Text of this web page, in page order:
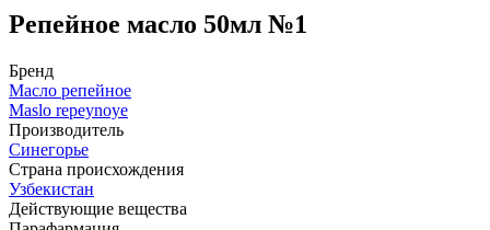
Репейное масло 50мл №1
Бренд
Масло репейное
Maslo repeynoye
Производитель
Синегорье
Страна происхождения
Узбекистан
Действующие вещества